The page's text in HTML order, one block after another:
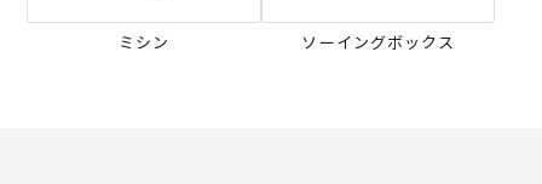
ミシン ソーイングボックス